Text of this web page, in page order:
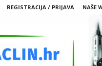
REGISTRACIJA / PRIJAVA NAŠE